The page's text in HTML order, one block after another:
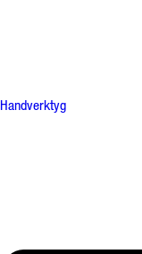
Handverktyg